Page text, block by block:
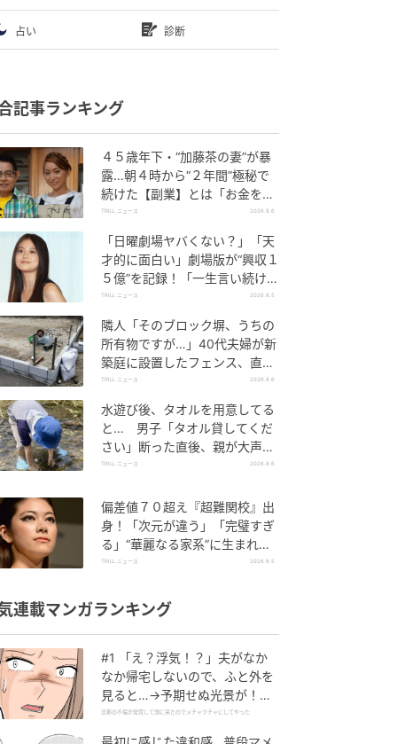
占い 診断
記事ランキング
４５歳年下・“加藤茶の妻”が暴
露…朝４時から“２年間”極秘で
続けた【副業】とは「お金を稼
ぐのって大変」
TRILL ニュース 2026.8.6
「日曜劇場ヤバくない？」「天
才的に面白い」劇場版が“興収１
５億”を記録！「一生言い続け
る」放送後も続く“切望の声”
TRILL ニュース 2026.8.5
隣人「そのブロック塀、うちの
所有物ですが…」40代夫婦が新
築庭に設置したフェンス、直後
に迫られた"顛末"
TRILL ニュース 2026.8.6
水遊び後、タオルを用意してる
と… 男子「タオル貸してくだ
さい」断った直後、親が大声で
放った一言に絶句
TRILL ニュース 2026.8.6
偏差値７０超え『超難関校』出
身！「次元が違う」「完璧すぎ
る」“華麗なる家系”に生まれた
【規格外の逸材】
TRILL ニュース 2026.8.5
連載マンガランキング
#1 「え？浮気！？」夫がなか
なか帰宅しないので、ふと外を
見ると…→予期せぬ光景が！｜
旦那の不倫が発覚して頭に来た
旦那の不倫が発覚して頭に来たのでメチャクチャにしてやった